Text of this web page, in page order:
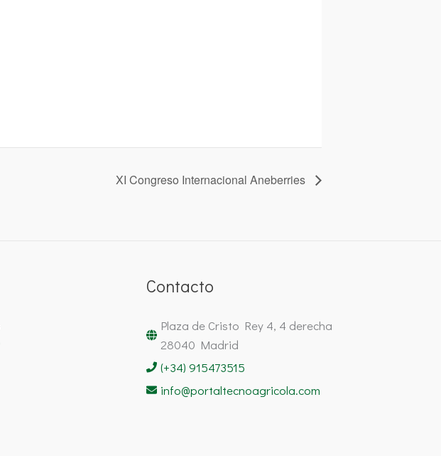
XI Congreso Internacional Aneberries
Contacto
Plaza de Cristo Rey 4, 4 derecha
28040 Madrid
(+34) 915473515
info@portaltecnoagricola.com